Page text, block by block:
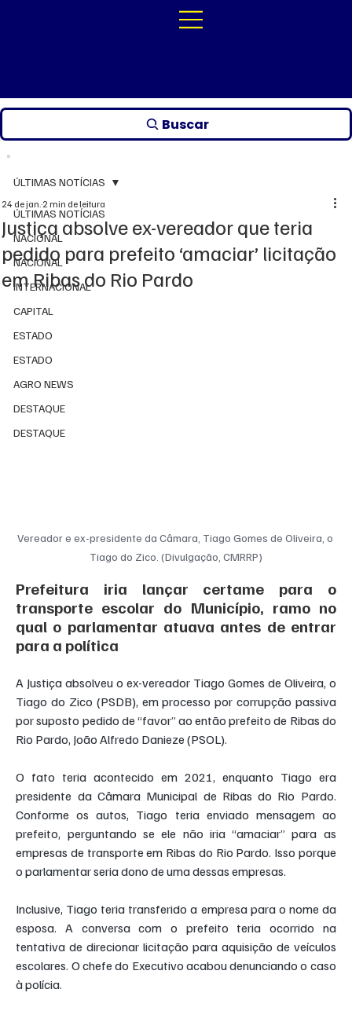
Buscar
ÚLTIMAS NOTÍCIAS
NACIONAL
NACIONAL
INTERNACIONAL
CAPITAL
ESTADO
ESTADO
AGRO NEWS
DESTAQUE
DESTAQUE
ÚLTIMAS NOTÍCIAS
Justiça absolve ex-vereador que teria
pedido para prefeito ‘amaciar’ licitação
em Ribas do Rio Pardo
24 de jan.2 min de leitura
Vereador e ex-presidente da Câmara, Tiago Gomes de Oliveira, o
Tiago do Zico. (Divulgação, CMRRP)
Prefeitura iria lançar certame para o
transporte escolar do Município, ramo no
qual o parlamentar atuava antes de entrar
para a política
A Justiça absolveu o ex-vereador Tiago Gomes de Oliveira, o
Tiago do Zico (PSDB), em processo por corrupção passiva
por suposto pedido de “favor” ao então prefeito de Ribas do
Rio Pardo, João Alfredo Danieze (PSOL).
O fato teria acontecido em 2021, enquanto Tiago era
presidente da Câmara Municipal de Ribas do Rio Pardo.
Conforme os autos, Tiago teria enviado mensagem ao
prefeito, perguntando se ele não iria “amaciar” para as
empresas de transporte em Ribas do Rio Pardo. Isso porque
o parlamentar seria dono de uma dessas empresas.
Inclusive, Tiago teria transferido a empresa para o nome da
esposa. A conversa com o prefeito teria ocorrido na
tentativa de direcionar licitação para aquisição de veículos
escolares. O chefe do Executivo acabou denunciando o caso
à polícia.